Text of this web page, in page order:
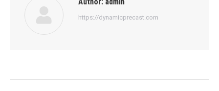
https://dynamicprecast.com